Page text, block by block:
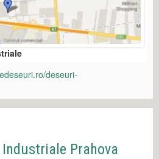
deseuri-
Prahova